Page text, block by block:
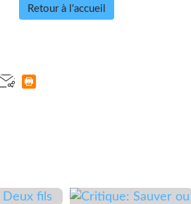
Retour à l'accueil